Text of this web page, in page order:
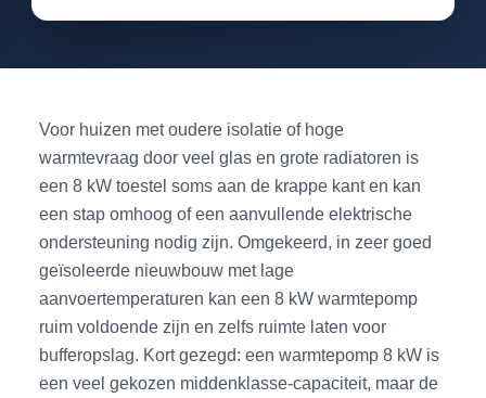
Voor huizen met oudere isolatie of hoge
warmtevraag door veel glas en grote radiatoren is
een 8 kW toestel soms aan de krappe kant en kan
een stap omhoog of een aanvullende elektrische
ondersteuning nodig zijn. Omgekeerd, in zeer goed
geïsoleerde nieuwbouw met lage
aanvoertemperaturen kan een 8 kW warmtepomp
ruim voldoende zijn en zelfs ruimte laten voor
bufferopslag. Kort gezegd: een warmtepomp 8 kW is
een veel gekozen middenklasse-capaciteit, maar de